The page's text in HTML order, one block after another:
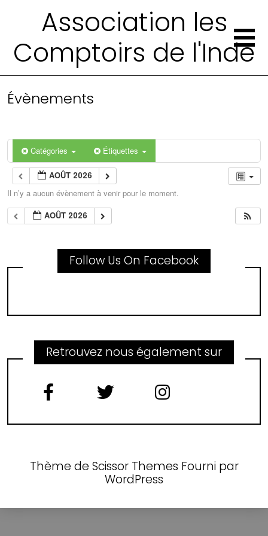
Association les
Comptoirs de l'Inde
Évènements
Catégories Étiquettes
AOÛT 2026
Il n’y a aucun évènement à venir pour le moment.
AOÛT 2026
Follow Us On Facebook
Retrouvez nous également sur
Thème de Scissor Themes Fourni par
WordPress